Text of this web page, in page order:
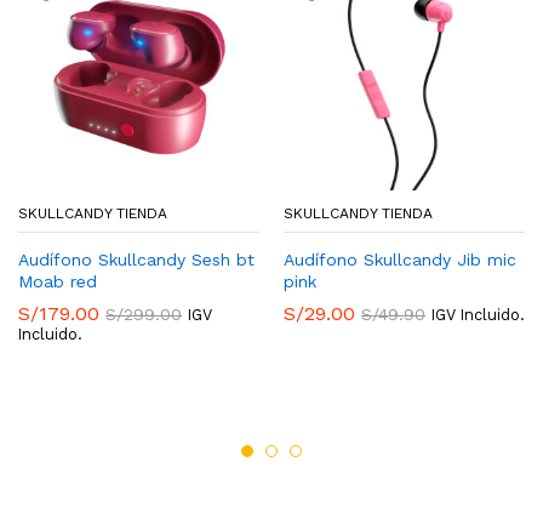
SKULLCANDY TIENDA
Audífono Skullcandy Sesh bt
Moab red
S/179.00 S/299.00 IGV
Incluido.
SKULLCANDY TIENDA
Audífono Skullcandy Jib mic
pink
S/29.00 S/49.90 IGV Incluido.